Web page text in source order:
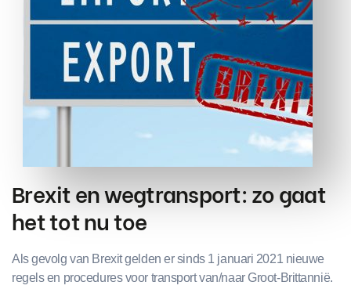
Brexit en wegtransport: zo gaat
het tot nu toe
Als gevolg van Brexit gelden er sinds 1 januari 2021 nieuwe
regels en procedures voor transport van/naar Groot-Brittannië.